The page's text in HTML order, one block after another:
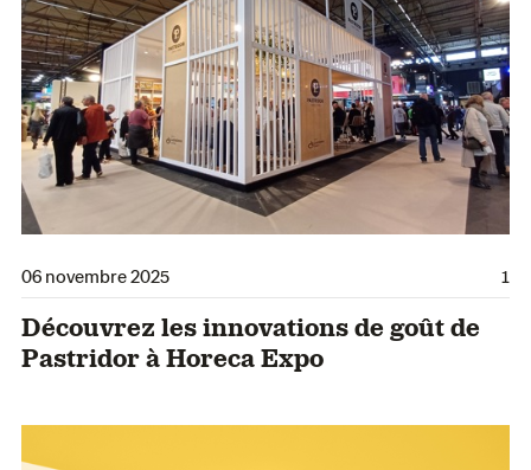
06 novembre 2025 1
Découvrez les innovations de goût de
Pastridor à Horeca Expo